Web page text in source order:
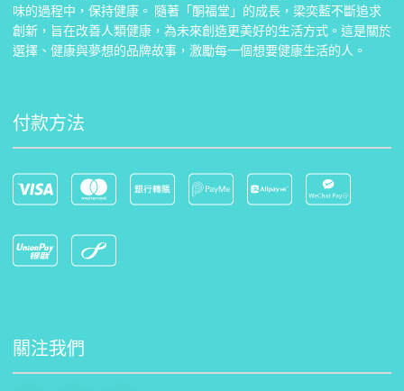
味的過程中，保持健康。 隨著「酮福堂」的成長，梁奕藍不斷追求
創新，旨在改善人類健康，為未來創造更美好的生活方式。這是關於
選擇、健康與夢想的品牌故事，激勵每一個想要健康生活的人。
付款方法
關注我們